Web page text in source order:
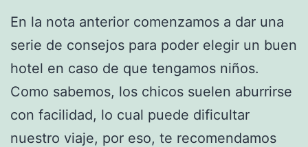
En la nota anterior comenzamos a dar una
serie de consejos para poder elegir un buen
hotel en caso de que tengamos niños.
Como sabemos, los chicos suelen aburrirse
con facilidad, lo cual puede dificultar
nuestro viaje, por eso, te recomendamos